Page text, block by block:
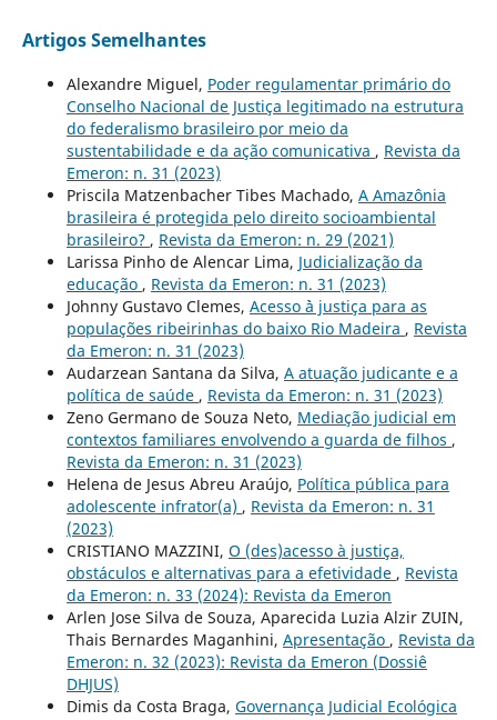
Artigos Semelhantes
Alexandre Miguel, Poder regulamentar primário do
Conselho Nacional de Justiça legitimado na estrutura
do federalismo brasileiro por meio da
sustentabilidade e da ação comunicativa , Revista da
Emeron: n. 31 (2023)
Priscila Matzenbacher Tibes Machado, A Amazônia
brasileira é protegida pelo direito socioambiental
brasileiro? , Revista da Emeron: n. 29 (2021)
Larissa Pinho de Alencar Lima, Judicialização da
educação , Revista da Emeron: n. 31 (2023)
Johnny Gustavo Clemes, Acesso `à justiça para as
populações ribeirinhas do baixo Rio Madeira , Revista
da Emeron: n. 31 (2023)
Audarzean Santana da Silva, A atuação judicante e a
política de saúde , Revista da Emeron: n. 31 (2023)
Zeno Germano de Souza Neto, Mediação judicial em
contextos familiares envolvendo a guarda de filhos ,
Revista da Emeron: n. 31 (2023)
Helena de Jesus Abreu Araújo, Política pública para
adolescente infrator(a) , Revista da Emeron: n. 31
(2023)
CRISTIANO MAZZINI, O (des)acesso à justiça,
obstáculos e alternativas para a efetividade , Revista
da Emeron: n. 33 (2024): Revista da Emeron
Arlen Jose Silva de Souza, Aparecida Luzia Alzir ZUIN,
Thais Bernardes Maganhini, Apresentação , Revista da
Emeron: n. 32 (2023): Revista da Emeron (Dossiê
DHJUS)
Dimis da Costa Braga, Governança Judicial Ecológica